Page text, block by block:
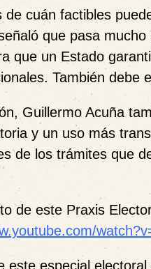
de cuán factibles
que pasa
que un Estado
También debe
Guillermo Acuña
y un uso más
de los trámites que
de este Praxis
este especial